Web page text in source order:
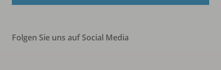
Folgen Sie uns auf Social Media